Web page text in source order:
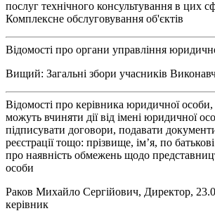
послуг технічного консультування в цих
Комплексне обслуговування об'єктів
Відомості про органи управління
Вищий: Загальні збори учасників
Відомості про керівника юридичної особи,
можуть вчиняти дії від імені юридичної
підписувати договори, подавати
реєстрації тощо: прізвище, ім’я, по
про наявність обмежень щодо
особи
Раков Михайло Сергійович, Директор,
керівник